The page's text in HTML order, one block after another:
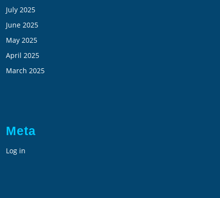
July 2025
June 2025
May 2025
April 2025
March 2025
Meta
Log in